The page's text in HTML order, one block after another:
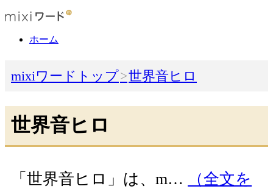
ホーム
mixiワードトップ 世界音ヒロ
世界音ヒロ
「世界音ヒロ」は、m…
（全文を